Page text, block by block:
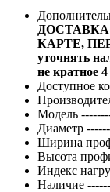
КАРТЕ,
уточнять
не кратное
Доступное
Модель
Диаметр
Ширина
Высота
Индекс
Наличие